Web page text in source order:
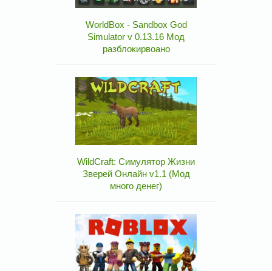
WorldBox - Sandbox God
Simulator v 0.13.16 Мод
разблокирвоано
WildCraft: Симулятор Жизни
Зверей Онлайн v1.1 (Мод
много денег)